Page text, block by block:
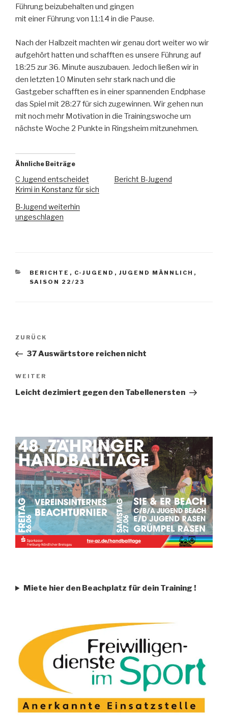
Führung beizubehalten und gingen
mit einer Führung von 11:14 in die Pause.
Nach der Halbzeit machten wir genau dort weiter wo wir
aufgehört hatten und schafften es unsere Führung auf
18:25 zur 36. Minute auszubauen. Jedoch ließen wir in
den letzten 10 Minuten sehr stark nach und die
Gastgeber schafften es in einer spannenden Endphase
das Spiel mit 28:27 für sich zugewinnen. Wir gehen nun
mit noch mehr Motivation in die Trainingswoche um
nächste Woche 2 Punkte in Ringsheim mitzunehmen.
Ähnliche Beiträge
C Jugend entscheidet
Krimi in Konstanz für sich
Bericht B-Jugend
B-Jugend weiterhin
ungeschlagen
BERICHTE , C-JUGEND , JUGEND MÄNNLICH ,
SAISON 22/23
ZURÜCK
37 Auswärtstore reichen nicht
WEITER
Leicht dezimiert gegen den Tabellenersten
Miete hier den Beachplatz für dein Training !